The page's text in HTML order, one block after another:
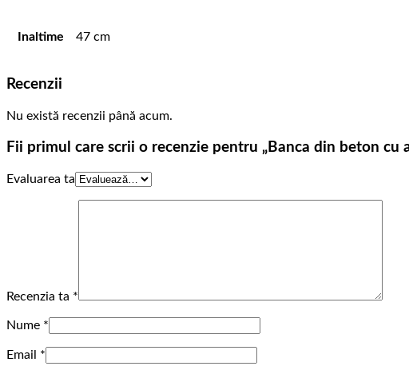
Inaltime 47 cm
Recenzii
Nu există recenzii până acum.
Fii primul care scrii o recenzie pentru „Banca din beton cu
Evaluarea ta
Recenzia ta *
Nume *
Email *